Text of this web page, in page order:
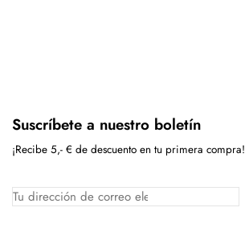
Suscríbete a nuestro boletín
¡Recibe 5,- € de descuento en tu primera compra!